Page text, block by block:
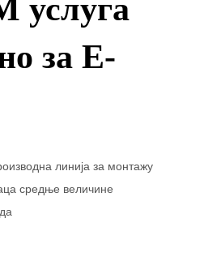
за Е-
линија за монтажу
средње величине